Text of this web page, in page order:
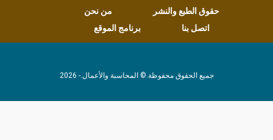
حقوق الطبع والنشر
من نحن
اتصل بنا
برنامج الموقع
جميع الحقوق محفوظة.© المحاسبة والأعمال.- 2026